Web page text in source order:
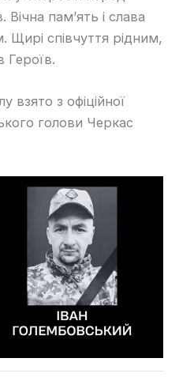
пам’ять і слава
Щирі співчуття рідним,
Героїв.
взято з офіційної
голови Черкас